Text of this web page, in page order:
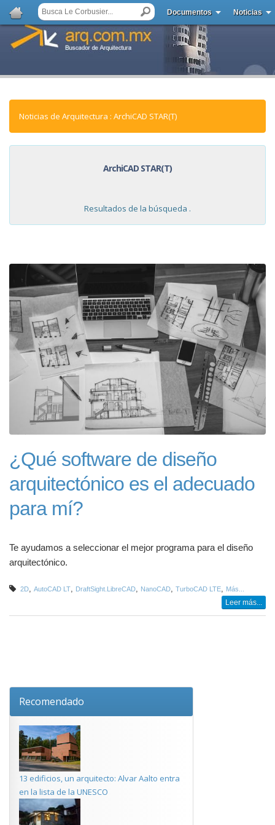
Documentos Noticias
Noticias de Arquitectura : ArchiCAD STAR(T)
ArchiCAD STAR(T)
Resultados de la búsqueda .
¿Qué software de diseño
arquitectónico es el adecuado
para mí?
Te ayudamos a seleccionar el mejor programa para el diseño
arquitectónico.
2D, AutoCAD LT, DraftSight.LibreCAD, NanoCAD, TurboCAD LTE, Más...
Leer más...
Recomendado
13 edificios, un arquitecto: Alvar Aalto entra
en la lista de la UNESCO